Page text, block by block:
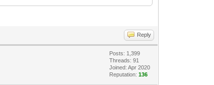
Reply
Posts: 1,399
Threads: 91
Joined: Apr 2020
Reputation:136